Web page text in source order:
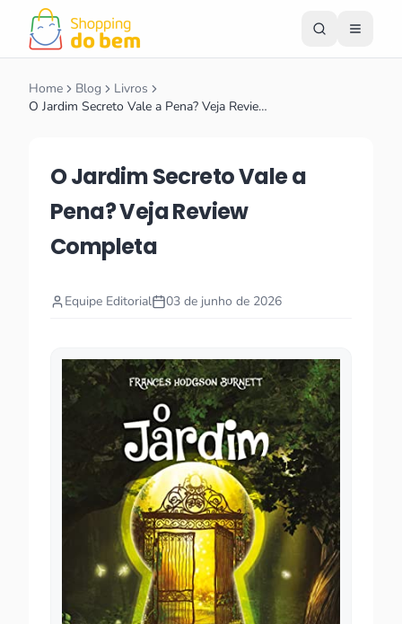
Home Blog
Livros
O Jardim Secreto Vale a Pena? Veja Revie…
O Jardim Secreto Vale a
Pena? Veja Review
Completa
Equipe Editorial 03 de junho de 2026